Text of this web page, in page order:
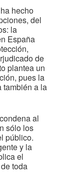
hecho
del
la
España
de
plantea un
pues la
también a la
al
sólo los
público.
y la
el
toda